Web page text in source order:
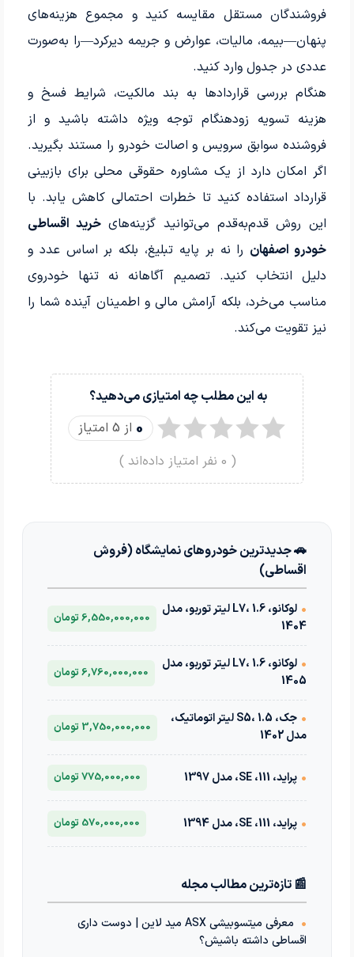
فروشندگان مستقل مقایسه کنید و مجموع هزینه‌های
پنهان—بیمه، مالیات، عوارض و جریمه دیرکرد—را به‌صورت
عددی در جدول وارد کنید.
هنگام بررسی قراردادها به بند مالکیت، شرایط فسخ و
هزینه تسویه زودهنگام توجه ویژه داشته باشید و از
فروشنده سوابق سرویس و اصالت خودرو را مستند بگیرید.
اگر امکان دارد از یک مشاوره حقوقی محلی برای بازبینی
قرارداد استفاده کنید تا خطرات احتمالی کاهش یابد. با
این روش قدم‌به‌قدم می‌توانید گزینه‌هایخرید اقساطی
خودرو اصفهان را نه بر پایه تبلیغ، بلکه بر اساس عدد و
دلیل انتخاب کنید. تصمیم آگاهانه نه تنها خودروی
مناسب می‌خرد، بلکه آرامش مالی و اطمینان آینده شما را
نیز تقویت می‌کند.
به این مطلب چه امتیازی می‌دهید؟
0 از 5 امتیاز
(
0 نفر امتیاز داده‌اند )
🚗 جدیدترین خودروهای نمایشگاه (فروش
اقساطی)
•
لوکانو، L7، 1.6 لیتر توربو، مدل
1404
6,550,000,000 تومان
•
لوکانو، L7، 1.6 لیتر توربو، مدل
1405
6,760,000,000 تومان
•
جک، S5، 1.5 لیتر اتوماتیک،
مدل 1402
3,750,000,000 تومان
• پراید، 111، SE، مدل 1397 775,000,000 تومان
• پراید، 111، SE، مدل 1394 570,000,000 تومان
📰 تازه‌ترین مطالب مجله
•
معرفی میتسوبیشی ASX مید لاین | دوست داری
اقساطی داشته باشیش؟